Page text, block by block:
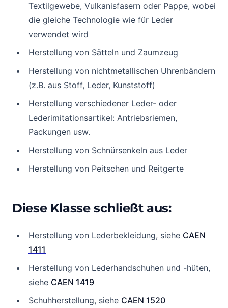
Textilgewebe, Vulkanisfasern oder Pappe, wobei
die gleiche Technologie wie für Leder
verwendet wird
Herstellung von Sätteln und Zaumzeug
Herstellung von nichtmetallischen Uhrenbändern
(z.B. aus Stoff, Leder, Kunststoff)
Herstellung verschiedener Leder- oder
Lederimitationsartikel: Antriebsriemen,
Packungen usw.
Herstellung von Schnürsenkeln aus Leder
Herstellung von Peitschen und Reitgerte
Diese Klasse schließt aus:
Herstellung von Lederbekleidung, siehe CAEN
1411
Herstellung von Lederhandschuhen und -hüten,
siehe CAEN 1419
Schuhherstellung, siehe CAEN 1520